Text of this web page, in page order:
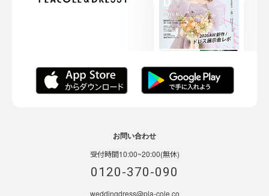
お問い合わせ
受付時間10:00~20:00(無休)
0120-370-090
weddingdress@pla-cole.co